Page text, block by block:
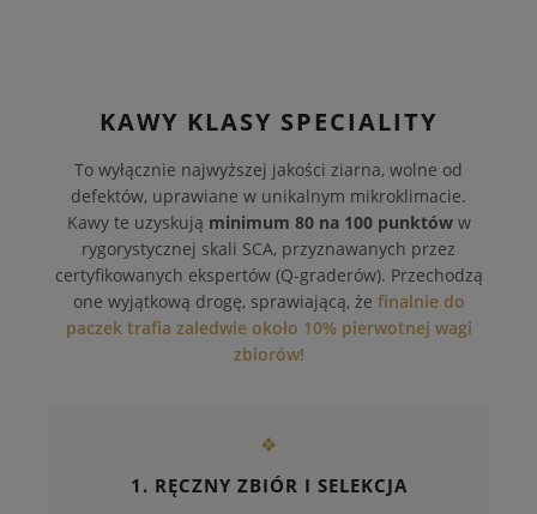
KAWY KLASY SPECIALITY
To wyłącznie najwyższej jakości ziarna, wolne od
defektów, uprawiane w unikalnym mikroklimacie.
Kawy te uzyskują minimum 80 na 100 punktóww
rygorystycznej skali SCA, przyznawanych przez
certyfikowanych ekspertów (Q-graderów). Przechodzą
one wyjątkową drogę, sprawiającą, że finalnie do
paczek trafia zaledwie około 10% pierwotnej wagi
zbiorów!
❖
1. RĘCZNY ZBIÓR I SELEKCJA